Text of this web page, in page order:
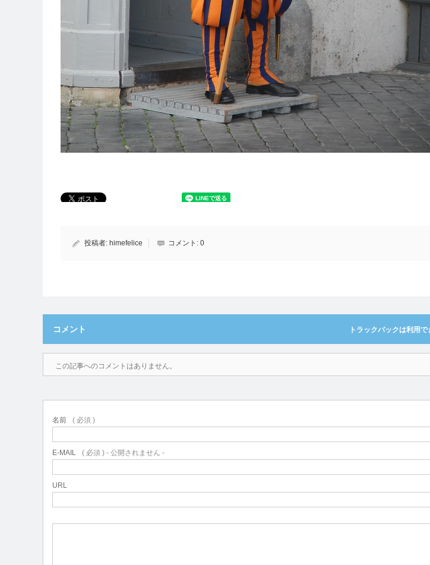
投稿者: himefelice コメント: 0
コメント トラックバックは利用で
この記事へのコメントはありません。
名前 ( 必須 )
E-MAIL ( 必須 ) - 公開されません -
URL